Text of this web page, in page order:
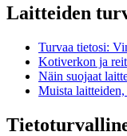
Laitteiden
Turvaa tietosi:
Kotiverkon ja
Näin suojaat
Muista